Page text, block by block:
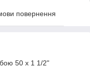
повернення
50 х 1 1/2"